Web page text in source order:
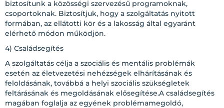
biztosítunk a közösségi szervezésű programoknak,
csoportoknak. Biztosítjuk, hogy a szolgáltatás nyitott
formában, az ellátotti kör és a lakosság által egyaránt
elérhető módon működjön.
4) Családsegítés
A szolgáltatás célja a szociális és mentális problémák
esetén az életvezetési nehézségek elhárításának és
feloldásának, továbbá a helyi szociális szükségletek
feltárásának és megoldásának elősegítése.A családsegítés
magában foglalja az egyének problémamegoldó,